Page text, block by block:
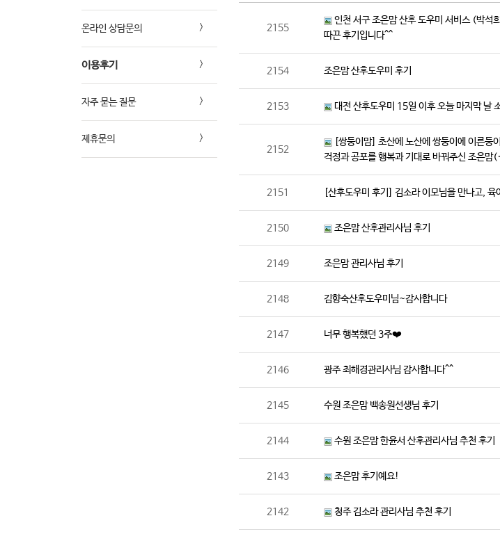
온라인 상담문의
이용후기
자주 묻는 질문
제휴문의
2155
인천 서구 조은맘 산후 도우미 서비스 (박석
따끈 후기입니다^^
2154 조은맘 산후도우미 후기
2153 대전 산후도우미 15일 이후 오늘 마지막 날
2152
[쌍둥이맘] 초산에 노산에 쌍둥이에 이른둥
걱정과 공포를 행복과 기대로 바꿔주신 조은맘
2151 [산후도우미 후기] 김소라 이모님을 만나고, 육
2150 조은맘 산후관리사님 후기
2149 조은맘 관리사님 후기
2148 김향숙산후도우미님~감사합니다
2147 너무 행복했던 3주❤️
2146 광주 최해경관리사님 감사합니다^^
2145 수원 조은맘 백송원선생님 후기
2144 수원 조은맘 한윤서 산후관리사님 추천 후기
2143 조은맘 후기예요!
2142 청주 김소라 관리사님 추천 후기